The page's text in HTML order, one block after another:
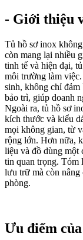
- Giới thiệu
Tủ hồ sơ inox
còn mang lại nhiều
tinh tế và hiện đại,
môi trường làm
sinh, không chỉ đảm
bảo trì, giúp doanh
Ngoài ra, tủ hồ sơ
kích thước và kiểu
mọi không gian, từ
rộng lớn. Hơn nữa,
liệu và đồ dùng một
tin quan trọng. Tóm
lưu trữ mà còn nâng
phòng.
Ưu điểm